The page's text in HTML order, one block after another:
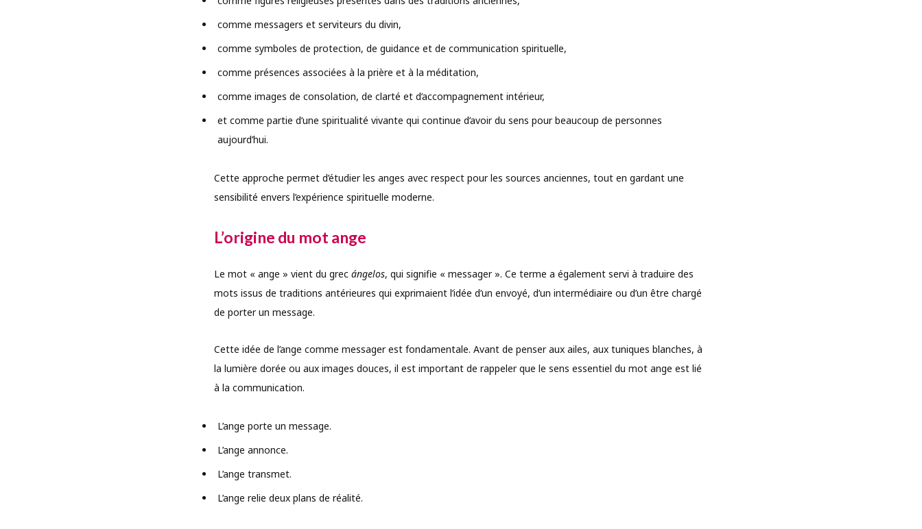
comme messagers et serviteurs du divin,
comme symboles de protection, de guidance et de communication spirituelle,
comme présences associées à la prière et à la méditation,
comme images de consolation, de clarté et d’accompagnement intérieur,
et comme partie d’une spiritualité vivante qui continue d’avoir du sens pour beaucoup de personnes
aujourd’hui.
Cette approche permet d’étudier les anges avec respect pour les sources anciennes, tout en gardant une
sensibilité envers l’expérience spirituelle moderne.
L’origine du mot ange
Le mot « ange » vient du grec ángelos, qui signifie « messager ». Ce terme a également servi à traduire des
mots issus de traditions antérieures qui exprimaient l’idée d’un envoyé, d’un intermédiaire ou d’un être chargé
de porter un message.
Cette idée de l’ange comme messager est fondamentale. Avant de penser aux ailes, aux tuniques blanches, à
la lumière dorée ou aux images douces, il est important de rappeler que le sens essentiel du mot ange est lié
à la communication.
L’ange porte un message.
L’ange annonce.
L’ange transmet.
L’ange relie deux plans de réalité.